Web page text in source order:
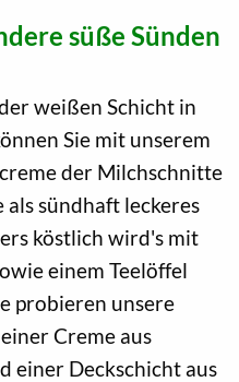
süße Sünden
weißen Schicht in
Sie mit unserem
der Milchschnitte
als sündhaft leckeres
köstlich wird's mit
einem Teelöffel
probieren unsere
Creme aus
einer Deckschicht aus